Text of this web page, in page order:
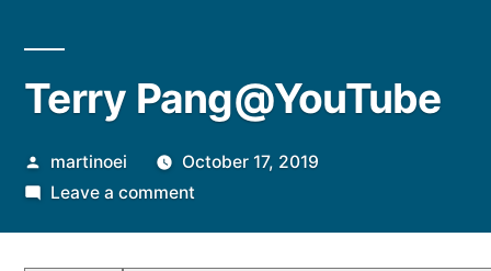
Terry Pang@YouTube
Posted
by
martinoei
October 17, 2019
Leave a commenton